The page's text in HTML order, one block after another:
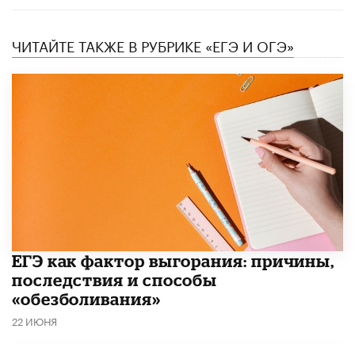
ЧИТАЙТЕ ТАКЖЕ В РУБРИКЕ «ЕГЭ И ОГЭ»
​ЕГЭ как фактор выгорания: причины,
последствия и способы
«обезболивания»
22 ИЮНЯ